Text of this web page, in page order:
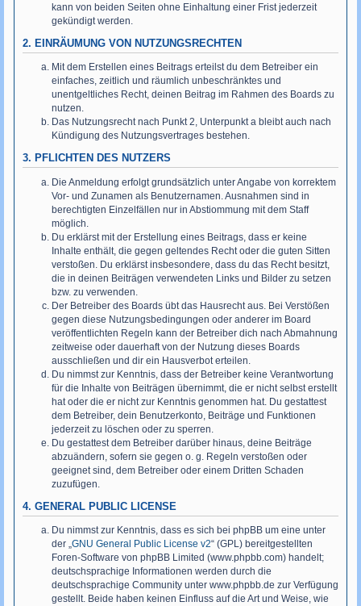
kann von beiden Seiten ohne Einhaltung einer Frist jederzeit
gekündigt werden.
2. EINRÄUMUNG VON NUTZUNGSRECHTEN
Mit dem Erstellen eines Beitrags erteilst du dem Betreiber ein
einfaches, zeitlich und räumlich unbeschränktes und
unentgeltliches Recht, deinen Beitrag im Rahmen des Boards zu
nutzen.
Das Nutzungsrecht nach Punkt 2, Unterpunkt a bleibt auch nach
Kündigung des Nutzungsvertrages bestehen.
3. PFLICHTEN DES NUTZERS
Die Anmeldung erfolgt grundsätzlich unter Angabe von korrektem
Vor- und Zunamen als Benutzernamen. Ausnahmen sind in
berechtigten Einzelfällen nur in Abstiommung mit dem Staff
möglich.
Du erklärst mit der Erstellung eines Beitrags, dass er keine
Inhalte enthält, die gegen geltendes Recht oder die guten Sitten
verstoßen. Du erklärst insbesondere, dass du das Recht besitzt,
die in deinen Beiträgen verwendeten Links und Bilder zu setzen
bzw. zu verwenden.
Der Betreiber des Boards übt das Hausrecht aus. Bei Verstößen
gegen diese Nutzungsbedingungen oder anderer im Board
veröffentlichten Regeln kann der Betreiber dich nach Abmahnung
zeitweise oder dauerhaft von der Nutzung dieses Boards
ausschließen und dir ein Hausverbot erteilen.
Du nimmst zur Kenntnis, dass der Betreiber keine Verantwortung
für die Inhalte von Beiträgen übernimmt, die er nicht selbst erstellt
hat oder die er nicht zur Kenntnis genommen hat. Du gestattest
dem Betreiber, dein Benutzerkonto, Beiträge und Funktionen
jederzeit zu löschen oder zu sperren.
Du gestattest dem Betreiber darüber hinaus, deine Beiträge
abzuändern, sofern sie gegen o. g. Regeln verstoßen oder
geeignet sind, dem Betreiber oder einem Dritten Schaden
zuzufügen.
4. GENERAL PUBLIC LICENSE
Du nimmst zur Kenntnis, dass es sich bei phpBB um eine unter
der „GNU General Public License v2“ (GPL) bereitgestellten
Foren-Software von phpBB Limited (www.phpbb.com) handelt;
deutschsprachige Informationen werden durch die
deutschsprachige Community unter www.phpbb.de zur Verfügung
gestellt. Beide haben keinen Einfluss auf die Art und Weise, wie